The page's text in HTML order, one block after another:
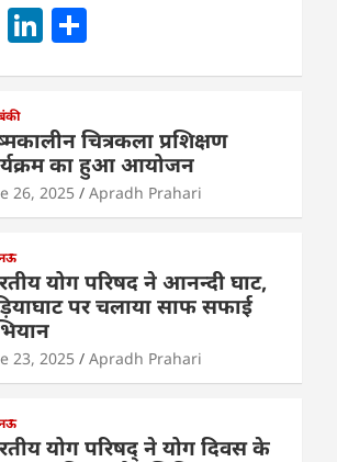
T
er
Li
e
dI
n
e
चित्रकला प्रशिक्षण
का हुआ आयोजन
26, 2025 Apradh Prahari
योग परिषद ने आनन्दी घाट,
पर चलाया साफ सफाई
23, 2025 Apradh Prahari
योग परिषद् ने योग दिवस के